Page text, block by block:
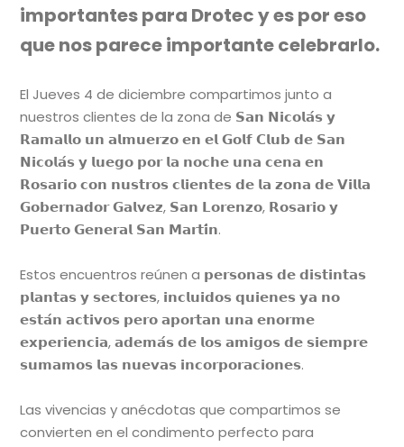
importantes para Drotec y es por eso
que nos parece importante celebrarlo.
El Jueves 4 de diciembre compartimos junto a
nuestros clientes de la zona de 𝗦𝗮𝗻 𝗡𝗶𝗰𝗼𝗹𝗮́𝘀 𝘆
𝗥𝗮𝗺𝗮𝗹𝗹𝗼 𝘂𝗻 𝗮𝗹𝗺𝘂𝗲𝗿𝘇𝗼 𝗲𝗻 𝗲𝗹 𝗚𝗼𝗹𝗳 𝗖𝗹𝘂𝗯 𝗱𝗲 𝗦𝗮𝗻
𝗡𝗶𝗰𝗼𝗹𝗮́𝘀 𝘆 𝗹𝘂𝗲𝗴𝗼 𝗽𝗼𝗿 𝗹𝗮 𝗻𝗼𝗰𝗵𝗲 𝘂𝗻𝗮 𝗰𝗲𝗻𝗮 𝗲𝗻
𝗥𝗼𝘀𝗮𝗿𝗶𝗼 𝗰𝗼𝗻 𝗻𝘂𝘀𝘁𝗿𝗼𝘀 𝗰𝗹𝗶𝗲𝗻𝘁𝗲𝘀 𝗱𝗲 𝗹𝗮 𝘇𝗼𝗻𝗮 𝗱𝗲 𝗩𝗶𝗹𝗹𝗮
𝗚𝗼𝗯𝗲𝗿𝗻𝗮𝗱𝗼𝗿 𝗚𝗮𝗹𝘃𝗲𝘇, 𝗦𝗮𝗻 𝗟𝗼𝗿𝗲𝗻𝘇𝗼, 𝗥𝗼𝘀𝗮𝗿𝗶𝗼 𝘆
𝗣𝘂𝗲𝗿𝘁𝗼 𝗚𝗲𝗻𝗲𝗿𝗮𝗹 𝗦𝗮𝗻 𝗠𝗮𝗿𝘁𝗶́𝗻.
Estos encuentros reúnen a 𝗽𝗲𝗿𝘀𝗼𝗻𝗮𝘀 𝗱𝗲 𝗱𝗶𝘀𝘁𝗶𝗻𝘁𝗮𝘀
𝗽𝗹𝗮𝗻𝘁𝗮𝘀 𝘆 𝘀𝗲𝗰𝘁𝗼𝗿𝗲𝘀, 𝗶𝗻𝗰𝗹𝘂𝗶𝗱𝗼𝘀 𝗾𝘂𝗶𝗲𝗻𝗲𝘀 𝘆𝗮 𝗻𝗼
𝗲𝘀𝘁𝗮́𝗻 𝗮𝗰𝘁𝗶𝘃𝗼𝘀 𝗽𝗲𝗿𝗼 𝗮𝗽𝗼𝗿𝘁𝗮𝗻 𝘂𝗻𝗮 𝗲𝗻𝗼𝗿𝗺𝗲
𝗲𝘅𝗽𝗲𝗿𝗶𝗲𝗻𝗰𝗶𝗮, 𝗮𝗱𝗲𝗺𝗮́𝘀 𝗱𝗲 𝗹𝗼𝘀 𝗮𝗺𝗶𝗴𝗼𝘀 𝗱𝗲 𝘀𝗶𝗲𝗺𝗽𝗿𝗲
𝘀𝘂𝗺𝗮𝗺𝗼𝘀 𝗹𝗮𝘀 𝗻𝘂𝗲𝘃𝗮𝘀 𝗶𝗻𝗰𝗼𝗿𝗽𝗼𝗿𝗮𝗰𝗶𝗼𝗻𝗲𝘀.
Las vivencias y anécdotas que compartimos se
convierten en el condimento perfecto para